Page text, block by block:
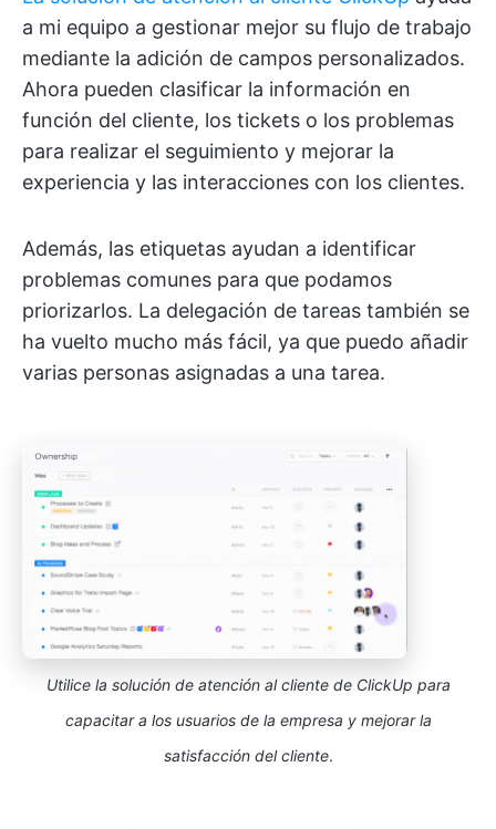
a mi equipo a gestionar mejor su flujo de trabajo
mediante la adición de campos personalizados.
Ahora pueden clasificar la información en
función del cliente, los tickets o los problemas
para realizar el seguimiento y mejorar la
experiencia y las interacciones con los clientes.
Además, las etiquetas ayudan a identificar
problemas comunes para que podamos
priorizarlos. La delegación de tareas también se
ha vuelto mucho más fácil, ya que puedo añadir
varias personas asignadas a una tarea.
Utilice la solución de atención al cliente de ClickUp para
capacitar a los usuarios de la empresa y mejorar la
satisfacción del cliente.